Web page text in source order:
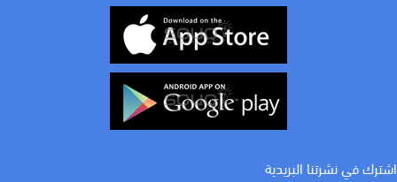
اشترك في نشرتنا البريدية